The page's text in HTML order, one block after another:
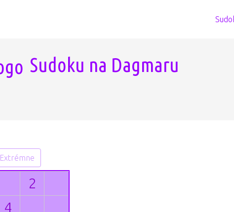
Sudoku na Dagmaru
Extrémne